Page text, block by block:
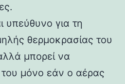
υπεύθυνο για τη
θερμοκρασίας του
μπορεί να
του μόνο εάν ο αέρας